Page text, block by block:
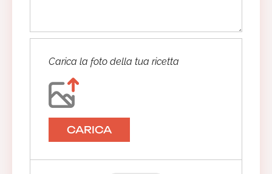
Carica la foto della tua ricetta
CARICA